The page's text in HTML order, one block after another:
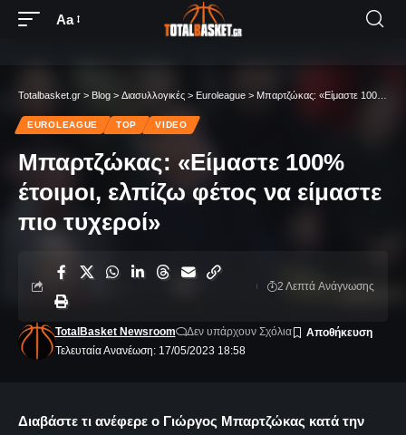
Aa
Totalbasket.gr > Blog > Διασυλλογικές > Euroleague > Μπαρτζώκας: «Είμαστε 100% έτοιμοι, ελπίζω φέτος να είμαστε πιο τυχεροί»
EUROLEAGUE TOP VIDEO
Μπαρτζώκας: «Είμαστε 100%
έτοιμοι, ελπίζω φέτος να είμαστε
πιο τυχεροί»
Τελευταία Ανανέωση: 17/05/2023 18:58
TotalBasket Newsroom Δεν υπάρχουν Σχόλια
2 Λεπτά Aνάγνωσης
Διαβάστε τι ανέφερε ο Γιώργος Μπαρτζώκας κατά την